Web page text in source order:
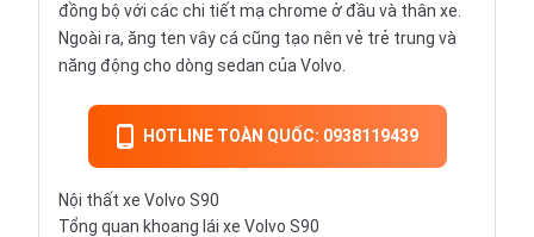
đồng bộ với các chi tiết mạ chrome ở đầu và thân xe.
Ngoài ra, ăng ten vây cá cũng tạo nên vẻ trẻ trung và
năng động cho dòng sedan của Volvo.
HOTLINE TOÀN QUỐC: 0938119439
Nội thất xe Volvo S90
Tổng quan khoang lái xe Volvo S90